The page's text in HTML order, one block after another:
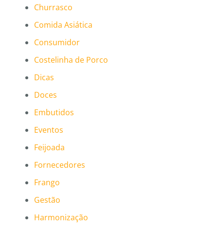
Churrasco
Comida Asiática
Consumidor
Costelinha de Porco
Dicas
Doces
Embutidos
Eventos
Feijoada
Fornecedores
Frango
Gestão
Harmonização